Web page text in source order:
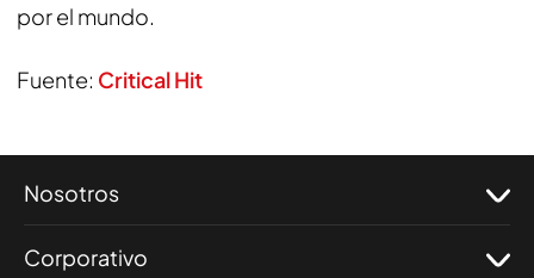
por el mundo.
Fuente: Critical Hit
Nosotros
Corporativo